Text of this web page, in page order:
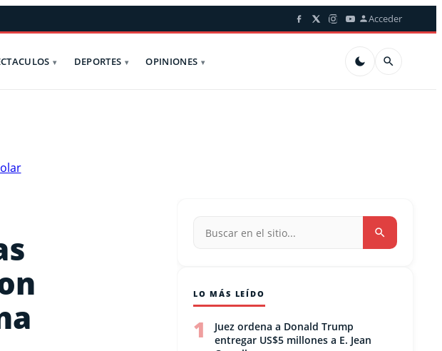
Acceder
DEPORTES OPINIONES
LO MÁS LEÍDO
1
Juez ordena a Donald Trump
entregar US$5 millones a E. Jean